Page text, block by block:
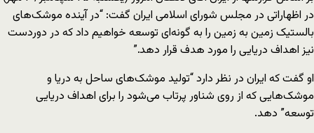
در اظهاراتی در مجلس شورای اسلامی ایران گفت: “در آینده موشک‌های
بالستیک زمین به زمین را به گونه‌ای توسعه خواهیم داد که در دوردست
نیز اهداف دریایی را مورد هدف قرار دهد.”
او گفت که ایران در نظر دارد “تولید موشک‌های ساحل به دریا و
موشک‌هایی که از روی شناور پرتاب می‌شود را برای اهداف دریایی
توسعه” دهد.